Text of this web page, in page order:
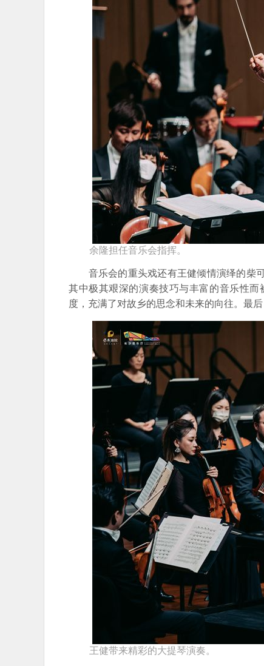
余隆担任音乐会指挥。
音乐会的重头戏还有王健倾情演绎的柴可
其中极其艰深的演奏技巧与丰富的音乐性
度，充满了对故乡的思念和未来的向往。最
王健带来精彩的大提琴演奏。